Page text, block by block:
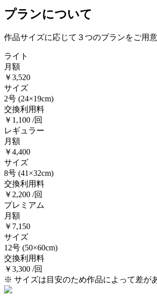
プランについて
作品サイズに応じて３つのプランをご用意
ライト
月額
￥3,520
サイズ
2号 (24×19cm)
交換利用料
￥1,100 /回
レギュラー
月額
￥4,400
サイズ
8号 (41×32cm)
交換利用料
￥2,200 /回
プレミアム
月額
￥7,150
サイズ
12号 (50×60cm)
交換利用料
￥3,300 /回
※ サイズは目安のため作品によって差が